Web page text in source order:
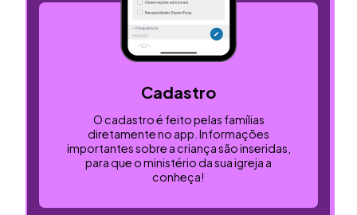
Cadastro
O cadastro é feito pelas famílias
diretamente no app. Informações
importantes sobre a criança são inseridas,
para que o ministério da sua igreja a
conheça!